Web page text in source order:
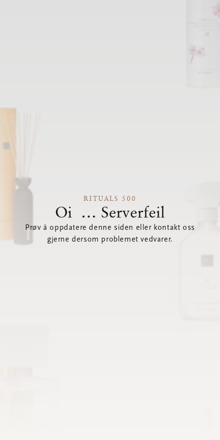
RITUALS 500
Oi … Serverfeil
Prøv å oppdatere denne siden eller kontakt oss
gjerne dersom problemet vedvarer.